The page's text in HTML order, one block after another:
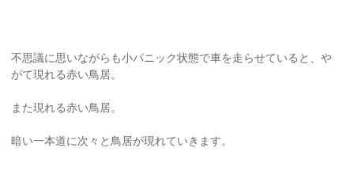
不思議に思いながらも小パニック状態で車を走らせていると、や
がて現れる赤い鳥居。
また現れる赤い鳥居。
暗い一本道に次々と鳥居が現れていきます。